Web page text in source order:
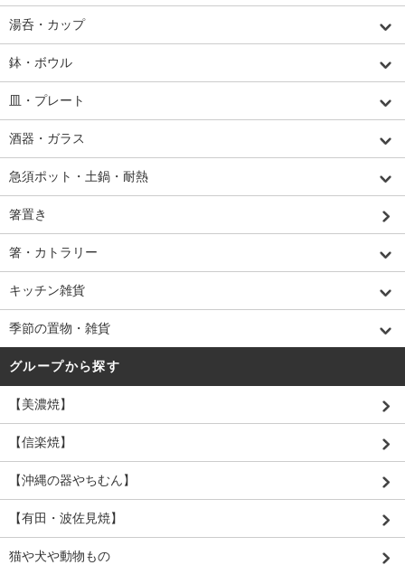
湯呑・カップ
鉢・ボウル
皿・プレート
酒器・ガラス
急須ポット・土鍋・耐熱
箸置き
箸・カトラリー
キッチン雑貨
季節の置物・雑貨
グループから探す
【美濃焼】
【信楽焼】
【沖縄の器やちむん】
【有田・波佐見焼】
猫や犬や動物もの